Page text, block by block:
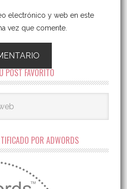
electrónico y web en este
vez que comente.
POST FAVORITO
POR ADWORDS